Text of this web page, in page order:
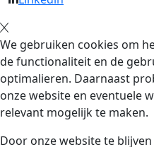
We gebruiken cookies om
de functionaliteit en de
optimalieren. Daarnaast
onze website en eventuele
relevant mogelijk te maken.
Door onze website te